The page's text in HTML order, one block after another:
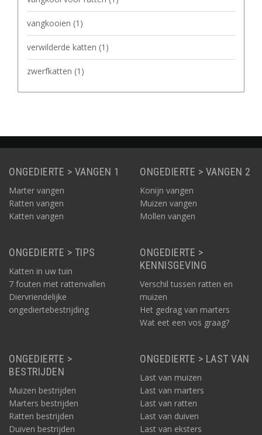
vangkooien (1)
verwilderde katten (1)
zwerfkatten (1)
ONGEDIERTE > VANGEN 1
Marter vangen
Ratten vangen
Katten vangen
ONGEDIERTE > VANGEN 2
Konijn vangen
Muizen vangen
Mollen vangen
ONGEDIERTE > TIPS
Katten in uw tuin
7 fouten met rattenvallen
Diervriendelijke
ongediertebestrijding
ONGEDIERTE >
KENNISGEVING
Verschil tussen ratten en
muizen
Het gedrag van marters
Wat eet een vos graag?
ONGEDIERTE >
BESTRIJDEN
Muizen bestrijden
Marters bestrijden
Ratten bestrijden
Duiven bestrijden
ONGEDIERTE > LAST VAN
Last van muizen
Last van marters
Last van ratten
Last van duiven
Last van eksters